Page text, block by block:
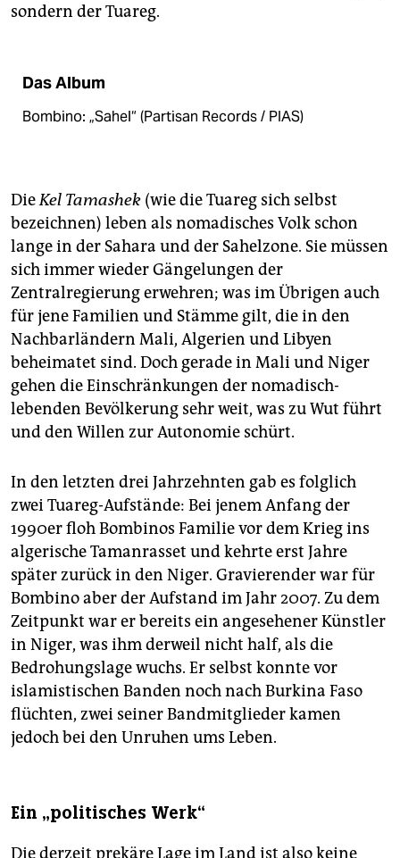
sondern der Tuareg.
Das Album
Bombino: „Sahel“ (Partisan Records / PIAS)
DieKel Tamashek (wie die Tuareg sich selbst
bezeichnen) leben als nomadisches Volk schon
lange in der Sahara und der Sahelzone. Sie müssen
sich immer wieder Gängelungen der
Zentralregierung erwehren; was im Übrigen auch
für jene Familien und Stämme gilt, die in den
Nachbarländern Mali, Algerien und Libyen
beheimatet sind. Doch gerade in Mali und Niger
gehen die Einschränkungen der nomadisch-
lebenden Bevölkerung sehr weit, was zu Wut führt
und den Willen zur Autonomie schürt.
In den letzten drei Jahrzehnten gab es folglich
zwei Tuareg-Aufstände: Bei jenem Anfang der
1990er floh Bombinos Familie vor dem Krieg ins
algerische Tamanrasset und kehrte erst Jahre
später zurück in den Niger. Gravierender war für
Bombino aber der Aufstand im Jahr 2007. Zu dem
Zeitpunkt war er bereits ein angesehener Künstler
in Niger, was ihm derweil nicht half, als die
Bedrohungslage wuchs. Er selbst konnte vor
islamistischen Banden noch nach Burkina Faso
flüchten, zwei seiner Bandmitglieder kamen
jedoch bei den Unruhen ums Leben.
Ein „politisches Werk“
Die derzeit prekäre Lage im Land ist also keine